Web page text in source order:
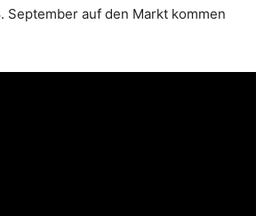
September auf den Markt kommen